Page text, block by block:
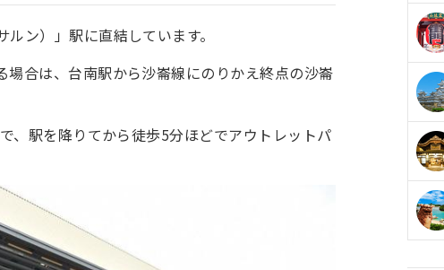
ン）」駅に直結しています。
場合は、台南駅から沙崙線にのりかえ終点の沙崙
、駅を降りてから徒歩5分ほどでアウトレットパ